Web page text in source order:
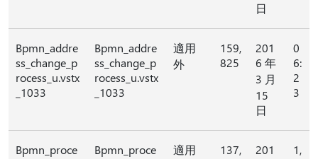
日
Bpmn_addre
ss_change_p
rocess_u.vstx
_1033
Bpmn_addre
ss_change_p
rocess_u.vstx
_1033
適用
外
159,
825
201
6 年
3 月
15
日
0
6:
2
3
Bpmn_proce
Bpmn_proce
適用
137,
201
1,